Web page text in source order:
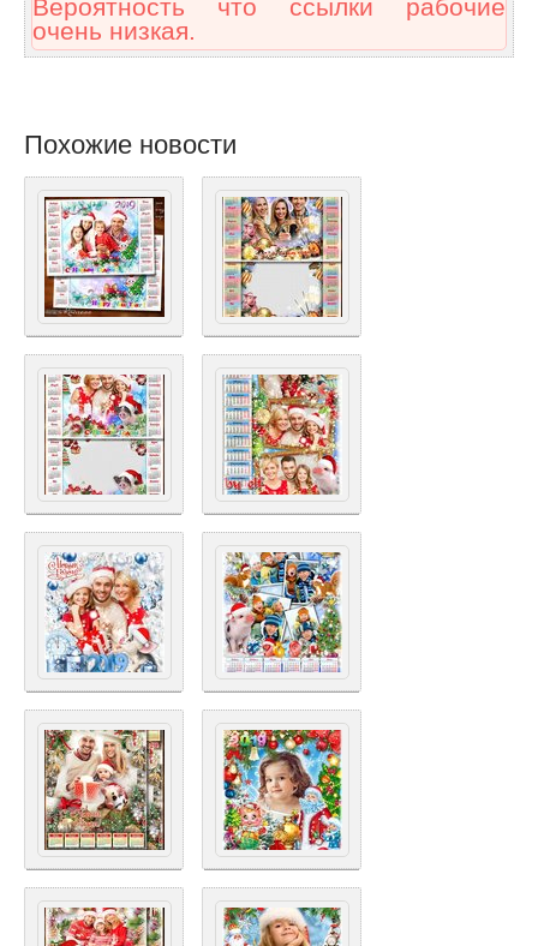
Вероятность что ссылки рабочие
очень низкая.
Похожие новости